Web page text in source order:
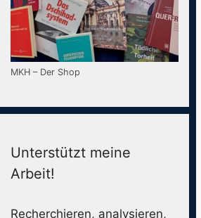
MKH – Der Shop
Unterstützt meine
Arbeit!
Recherchieren, analysieren,